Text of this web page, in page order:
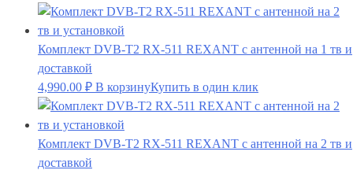
Комплект DVB-T2 RX-511 REXANT с антенной на 1 тв и
доставкой
4,990.00 ₽ В корзинуКупить в один клик
Комплект DVB-T2 RX-511 REXANT с антенной на 2 тв и
доставкой